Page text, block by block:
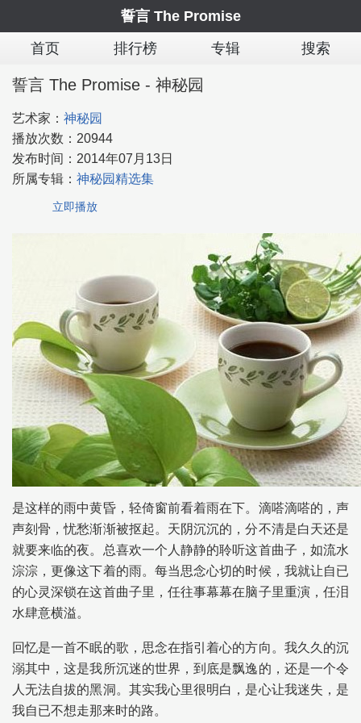
誓言 The Promise
首页
排行榜 专辑 搜索
誓言 The Promise - 神秘园
艺术家： 神秘园
播放次数： 20944
发布时间： 2014年07月13日
所属专辑： 神秘园精选集
立即播放
是这样的雨中黄昏，轻倚窗前看着雨在下。滴嗒滴嗒的，声
声刻骨，忧愁渐渐被抠起。天阴沉沉的，分不清是白天还是
就要来临的夜。总喜欢一个人静静的聆听这首曲子，如流水
淙淙，更像这下着的雨。每当思念心切的时候，我就让自已
的心灵深锁在这首曲子里，任往事幕幕在脑子里重演，任泪
水肆意横溢。
回忆是一首不眠的歌，思念在指引着心的方向。我久久的沉
溺其中，这是我所沉迷的世界，到底是飘逸的，还是一个令
人无法自拔的黑洞。其实我心里很明白，是心让我迷失，是
我自已不想走那来时的路。